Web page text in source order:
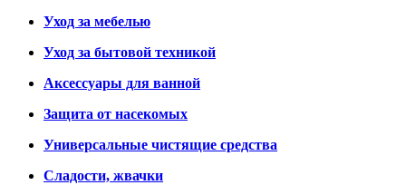
Уход за мебелью
Уход за бытовой техникой
Аксессуары для ванной
Защита от насекомых
Универсальные чистящие средства
Сладости, жвачки